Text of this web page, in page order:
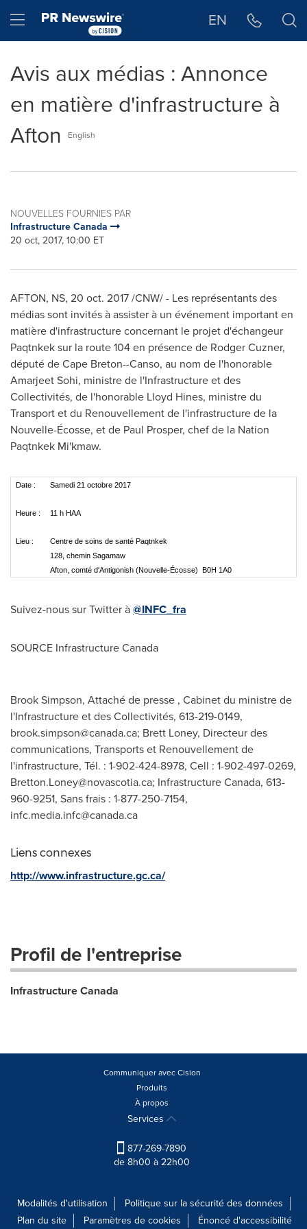
Hamburger menu EN
Avis aux médias : Annonce
en matière d'infrastructure à
Afton
English
NOUVELLES FOURNIES PAR
Infrastructure Canada
20 oct, 2017, 10:00 ET
AFTON, NS, 20 oct. 2017/CNW/ - Les représentants des
médias sont invités à assister à un événement important en
matière d'infrastructure concernant le projet d'échangeur
Paqtnkek sur la route 104 en présence de Rodger Cuzner,
député deCape Breton--Canso, au nom de l'honorable
Amarjeet Sohi, ministre de l'Infrastructure et des
Collectivités, de l'honorable Lloyd Hines, ministre du
Transport et du Renouvellement de l'infrastructure de la
Nouvelle-Écosse, et de Paul Prosper, chef de la Nation
Paqtnkek Mi'kmaw.
Date : Samedi 21 octobre 2017
Heure : 11 h HAA
Lieu :
Centre de soins de santé Paqtnkek
128, chemin Sagamaw
Afton, comté d'Antigonish (Nouvelle-Écosse) B0H 1A0
Suivez-nous sur Twitter à@INFC_fra
SOURCE Infrastructure Canada
Brook Simpson, Attaché de presse , Cabinet du ministre de
l'Infrastructure et des Collectivités, 613-219-0149,
brook.simpson@canada.ca; Brett Loney, Directeur des
communications, Transports et Renouvellement de
l'infrastructure, Tél. : 1-902-424-8978, Cell : 1-902-497-0269,
Bretton.Loney@novascotia.ca; Infrastructure Canada, 613-
960-9251, Sans frais : 1-877-250-7154,
infc.media.infc@canada.ca
Liens connexes
http://www.infrastructure.gc.ca/
Profil de l'entreprise
Infrastructure Canada
Communiquer avec Cision
Produits
À propos
Services
877-269-7890
de 8h00 à 22h00
Modalités d'utilisation
Politique sur la sécurité des données
Plan du site
Paramètres de cookies Énoncé d'accessibilité